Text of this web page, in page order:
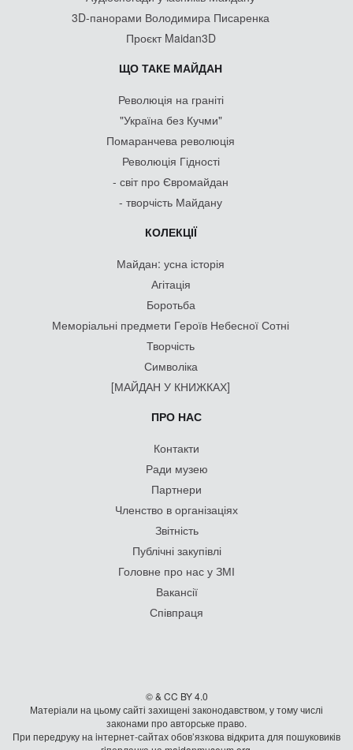
3D-панорами Володимира Писаренка
Проєкт Maidan3D
ЩО ТАКЕ МАЙДАН
Революція на граніті
"Україна без Кучми"
Помаранчева революція
Революція Гідності
- світ про Євромайдан
- творчість Майдану
КОЛЕКЦІЇ
Майдан: усна історія
Агітація
Боротьба
Меморіальні предмети Героїв Небесної Сотні
Творчість
Символіка
[МАЙДАН У КНИЖКАХ]
ПРО НАС
Контакти
Ради музею
Партнери
Членство в організаціях
Звітність
Публічні закупівлі
Головне про нас у ЗМІ
Вакансії
Співпраця
© & CC BY 4.0
Матеріали на цьому сайті захищені законодавством, у тому числі
законами про авторське право.
При передруку на iнтернет-сайтах обов’язкова відкрита для пошуковиків